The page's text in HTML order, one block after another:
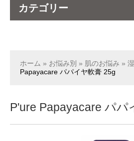
カテゴリー
ホーム » お悩み別 » 肌のお悩み »
Papayacare パパイヤ軟膏 25g
P'ure Papayacare パパ